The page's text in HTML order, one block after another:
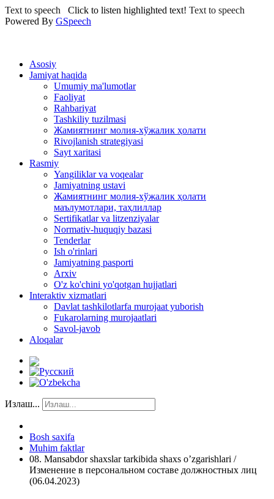
Text to speech Click to listen highlighted text! Text to speech
Powered By GSpeech
Asosiy
Jamiyat haqida
Umumiy ma'lumotlar
Faoliyat
Rahbariyat
Tashkiliy tuzilmasi
Жамиятнинг молия-хўжалик ҳолати
Rivojlanish strategiyasi
Sayt xaritasi
Rasmiy
Yangiliklar va voqealar
Jamiyatning ustavi
Жамиятнинг молия-хўжалик ҳолати
маълумотлари, таҳлиллар
Sertifikatlar va litzenziyalar
Normativ-huquqiy bazasi
Tenderlar
Ish o'rinlari
Jamiyatning pasporti
Arxiv
O'z ko'chini yo'qotgan hujjatlari
Interaktiv xizmatlari
Davlat tashkilotlarfa murojaat yuborish
Fukarolarning murojaatlari
Savol-javob
Aloqalar
Излаш...
Bosh saxifa
Muhim faktlar
08. Mansabdor shaxslar tarkibida shaxs o’zgarishlari /
Изменение в персональном составе должностных лиц
(06.04.2023)